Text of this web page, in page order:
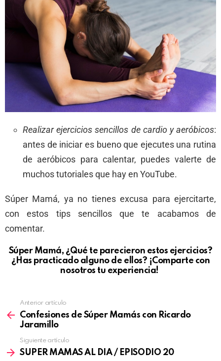
Realizar ejercicios sencillos de cardio y aeróbicos:
antes de iniciar es bueno que ejecutes una rutina
de aeróbicos para calentar, puedes valerte de
muchos tutoriales que hay en YouTube.
Súper Mamá, ya no tienes excusa para ejercitarte,
con estos tips sencillos que te acabamos de
comentar.
Súper Mamá, ¿Qué te parecieron estos ejercicios?
¿Has practicado alguno de ellos? ¡Comparte con
nosotros tu experiencia!
Anterior artículo
Confesiones de Súper Mamás con Ricardo
Jaramillo
Siguiente artículo
SUPER MAMAS AL DIA / EPISODIO 20